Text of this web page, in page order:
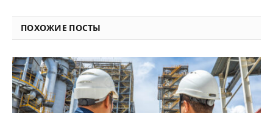
ПОХОЖИЕ ПОСТЫ